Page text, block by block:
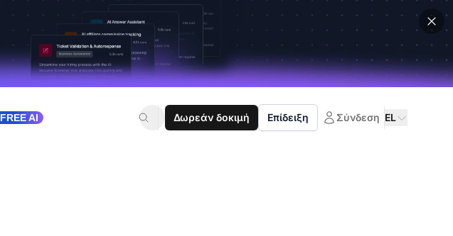
FREE AI Δωρεάν δοκιμή Επίδειξη Σύνδεση EL